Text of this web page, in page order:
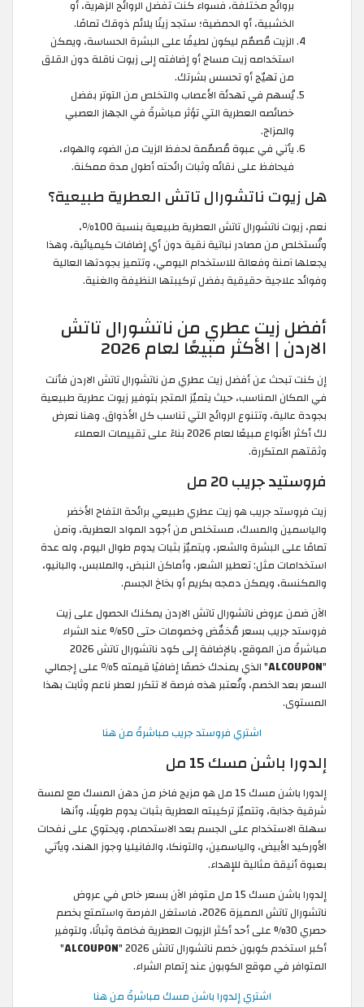
بروائح مختلفة، فسواء كنت تفضل الروائح الزهرية، أو
الخشبية، أو الحمضية؛ ستجد زيتًا يلائم ذوقك تمامًا.
الزيت مُصمّم ليكون لطيفًا على البشرة الحساسة، ويمكن
استخدامه زيت مساج أو إضافته إلى زيوت ناقلة دون القلق
من تهيّج أو تحسس بشرتك.
يُسهم في تهدئة الأعصاب والتخلص من التوتر بفضل
خصائصه العطرية التي تؤثر مباشرةً في الجهاز العصبي
والمزاج.
يأتي في عبوة مُصمّمة لحفظ الزيت من الضوء والهواء،
فيحافظ على نقائه وثبات رائحته أطول مدة ممكنة.
هل زيوت ناتشورال تاتش العطرية طبيعية؟
نعم، زيوت ناتشورال تاتش العطرية طبيعية بنسبة 100٪،
وتُستخلص من مصادر نباتية نقية دون أي إضافات كيميائية، وهذا
يجعلها آمنة وفعالة للاستخدام اليومي، وتتميز بجودتها العالية
وفوائد علاجية حقيقية بفضل تركيبتها النظيفة والغنية.
أفضل زيت عطري من ناتشورال تاتش
الاردن | الأكثر مبيعًا لعام 2026
إن كنت تبحث عن أفضل زيت عطري من ناتشورال تاتش الاردن فأنت
في المكان المناسب، حيث يتميّز المتجر بتوفير زيوت عطرية طبيعية
بجودة عالية، وتتنوع الروائح التي تناسب كل الأذواق. وهنا نعرض
لك أكثر الأنواع مبيعًا لعام 2026 بناءً على تقييمات العملاء
وثقتهم المتكررة.
فروستيد جريب 20 مل
زيت فروستد جريب هو زيت عطري طبيعي برائحة التفاح الأخضر
والياسمين والمسك، مستخلص من أجود المواد العطرية، وآمن
تمامًا على البشرة والشعر، ويتميّز بثبات يدوم طوال اليوم، وله عدة
استخدامات مثل: تعطير الشعر، وأماكن النبض، والملابس، والبانيو،
والمكنسة، ويمكن دمجه بكريم أو بخاخ الجسم.
الآن ضمن عروض ناتشورال تاتش الاردن يمكنك الحصول على زيت
فروستد جريب بسعر مُخفّض وخصومات حتى 50% عند الشراء
مباشرةً من الموقع، بالإضافة إلى كود ناتشورال تاتش 2026
"
ALCOUPON
" الذي يمنحك خصمًا إضافيًا قيمته 5٪ على إجمالي
السعر بعد الخصم، وتُعتبر هذه فرصة لا تتكرر لعطر ناعم وثابت بهذا
المستوى.
اشتري فروستد جريب مباشرةً من هنا
إلدورا باشن مسك 15 مل
إلدورا باشن مسك 15 مل هو مزيج فاخر من دهن المسك مع لمسة
شرقية جذابة، وتتميّز تركيبته العطرية بثبات يدوم طويلًا، وأنها
سهلة الاستخدام على الجسم بعد الاستحمام، ويحتوي على نفحات
الأوركيد الأبيض، والياسمين، والتونكا، والفانيليا وجوز الهند، ويأتي
بعبوة أنيقة مثالية للإهداء.
إلدورا باشن مسك 15 مل متوفر الآن بسعر خاص في عروض
ناتشورال تاتش المميزة 2026، فاستغل الفرصة واستمتع بخصم
حصري 30% على أحد أكثر الزيوت العطرية فخامة وثباتًا، ولتوفير
أكبر استخدم كوبون خصم ناتشورال تاتش 2026 "
ALCOUPON
"
المتوافر في موقع الكوبون عند إتمام الشراء.
اشتري إلدورا باشن مسك مباشرةً من هنا